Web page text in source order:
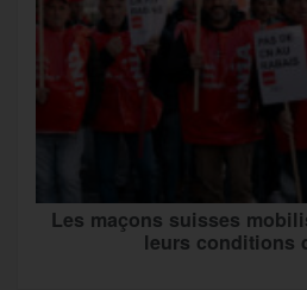
Les maçons suisses
leurs conditions